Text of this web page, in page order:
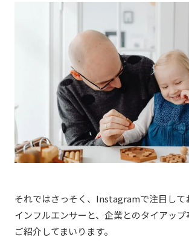
それではさっそく、Instagramで注目して
インフルエンサーと、企業とのタイアッ
ご紹介してまいります。